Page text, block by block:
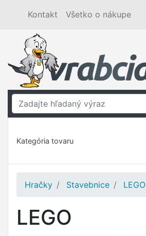
Kontakt Všetko o nákupe
Kategória tovaru
Hračky Stavebnice LEGO
LEGO